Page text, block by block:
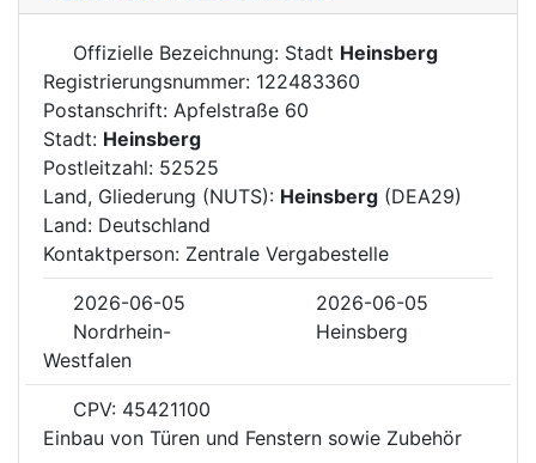
Offizielle Bezeichnung: Stadt Heinsberg
Registrierungsnummer: 122483360
Postanschrift: Apfelstraße 60
Stadt: Heinsberg
Postleitzahl: 52525
Land, Gliederung (NUTS): Heinsberg (DEA29)
Land: Deutschland
Kontaktperson: Zentrale Vergabestelle
2026-06-05
2026-06-05
Nordrhein-
Westfalen
Heinsberg
CPV: 45421100
Einbau von Türen und Fenstern sowie Zubehör